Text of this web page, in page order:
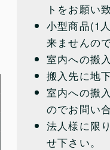
トをお願い
小型商品(1
来ませんの
室内への搬
搬入先に地
室内への搬
のでお問い
法人様に限
せ下さい。